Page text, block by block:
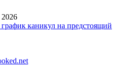
2026
каникул на предстоящий